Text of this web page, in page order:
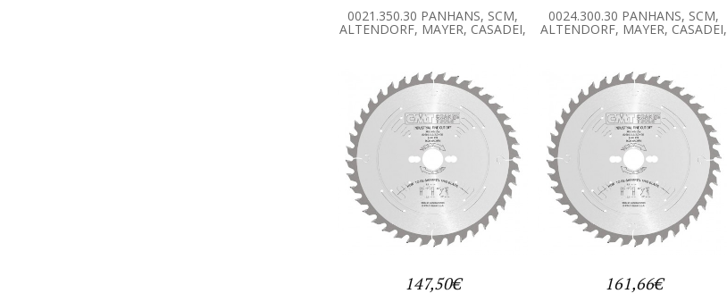
0021.350.30 PANHANS, SCM,
ALTENDORF, MAYER, CASADEI,
0024.300.30 PANHANS, SCM,
ALTENDORF, MAYER, CASADEI,
147,50€ 161,66€